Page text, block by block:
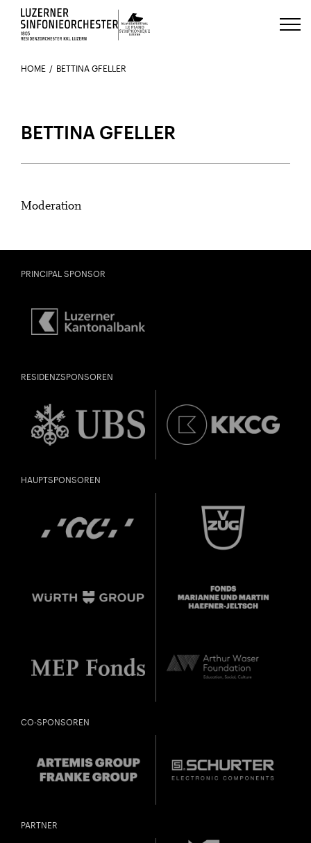
Luzerns Klavierfestival «Le Piano
HOME BETTINA GFELLER
BETTINA GFELLER
Moderation
PRINCIPAL SPONSOR
RESIDENZSPONSOREN
HAUPTSPONSOREN
CO-SPONSOREN
PARTNER